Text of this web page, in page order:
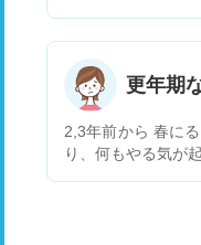
は、生理後が一
が、身体が変化し
液検査の結果、貧
の症状の一つでしょ
更年期
2,3年前から 春に
り、何もやる気が
こらないって い
すが、朝早く 目